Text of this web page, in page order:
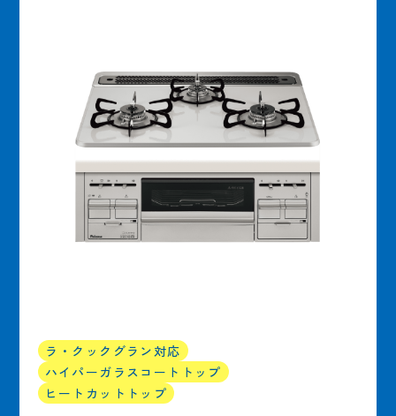
ラ・クックグラン対応
ハイパーガラスコートトップ
ヒートカットトップ